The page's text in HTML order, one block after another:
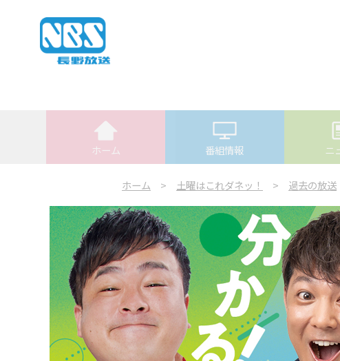
ホーム 番組情報 ニ
ホーム > 土曜はこれダネッ！ > 過去の放送